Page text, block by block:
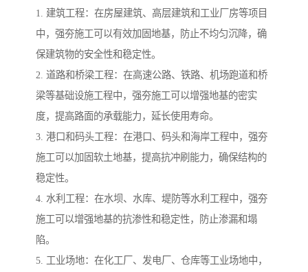
1. 建筑工程：在房屋建筑、高层建筑和工业厂房等项目
中，强夯施工可以有效加固地基，防止不均匀沉降，确
保建筑物的安全性和稳定性。
2. 道路和桥梁工程：在高速公路、铁路、机场跑道和桥
梁等基础设施工程中，强夯施工可以增强地基的密实
度，提高路面的承载能力，延长使用寿命。
3. 港口和码头工程：在港口、码头和海岸工程中，强夯
施工可以加固软土地基，提高抗冲刷能力，确保结构的
稳定性。
4. 水利工程：在水坝、水库、堤防等水利工程中，强夯
施工可以增强地基的抗渗性和稳定性，防止渗漏和塌
陷。
5. 工业场地：在化工厂、发电厂、仓库等工业场地中，